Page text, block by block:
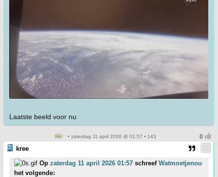
Laatste beeld voor nu
• zaterdag 11 april 2026 @ 01:57 • 143
kree
Op zaterdag 11 april 2026 01:57 schreef Watmoetjenou
het volgende: